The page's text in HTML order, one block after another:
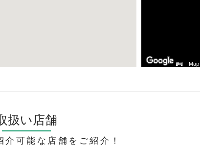
Map
扱い店舗
介可能な店舗をご紹介！